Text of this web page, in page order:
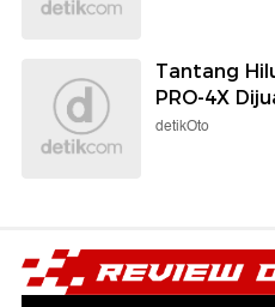
Tantang
PRO-4X
detikOto